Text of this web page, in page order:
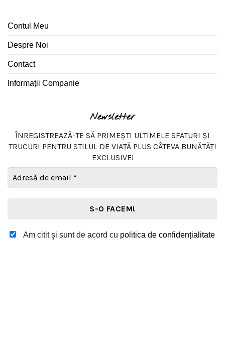
Contul Meu
Despre Noi
Contact
Informații Companie
Newsletter
ÎNREGISTREAZĂ-TE SĂ PRIMEȘTI ULTIMELE SFATURI ȘI
TRUCURI PENTRU STILUL DE VIAȚĂ PLUS CÂTEVA BUNĂTĂȚI
EXCLUSIVE!
Adresă
de
email
Am citit şi sunt de acord cu politica de confidențialitate